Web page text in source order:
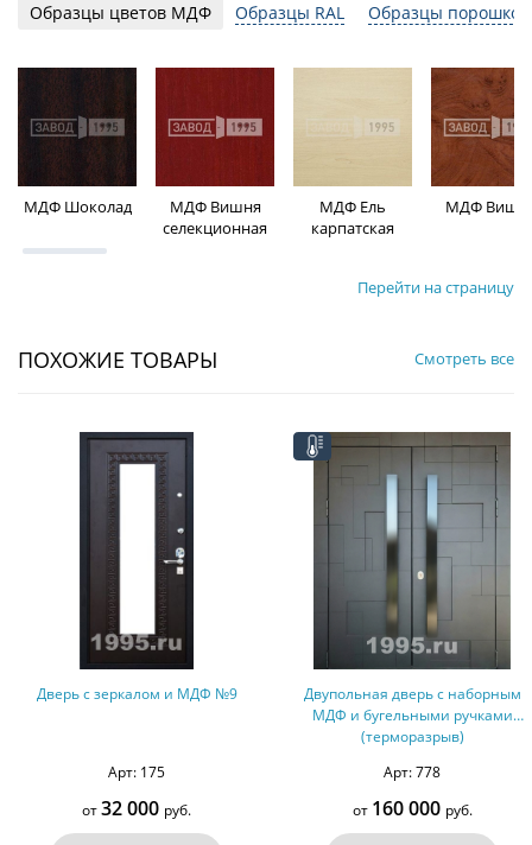
Образцы цветов МДФ Образцы RAL Образцы
МДФ Шоколад
МДФ Вишня
селекционная
МДФ Ель
карпатская
МДФ
Перейти на страницу
ПОХОЖИЕ ТОВАРЫ Смотреть все
Дверь с зеркалом и МДФ №9
Арт: 175
от32 000 руб.
Двупольная дверь с наборным
МДФ и бугельными ручками
(терморазрыв)
Арт: 778
от 160 000 руб.